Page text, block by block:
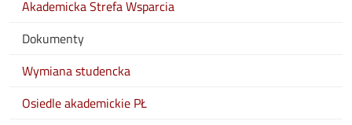
Akademicka Strefa Wsparcia
Dokumenty
Wymiana studencka
Osiedle akademickie PŁ